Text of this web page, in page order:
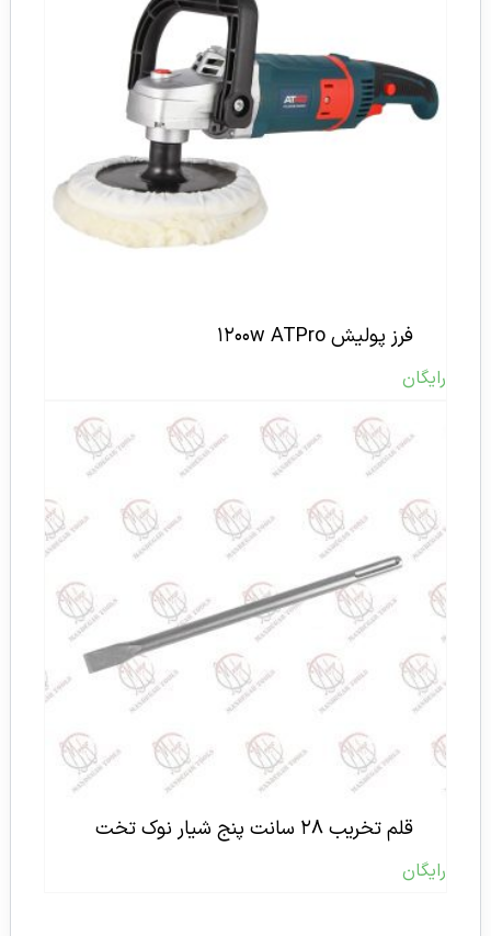
فرز پولیش ۱۲۰۰w ATPro
رایگان
قلم تخریب ۲۸ سانت پنج شیار نوک تخت
رایگان